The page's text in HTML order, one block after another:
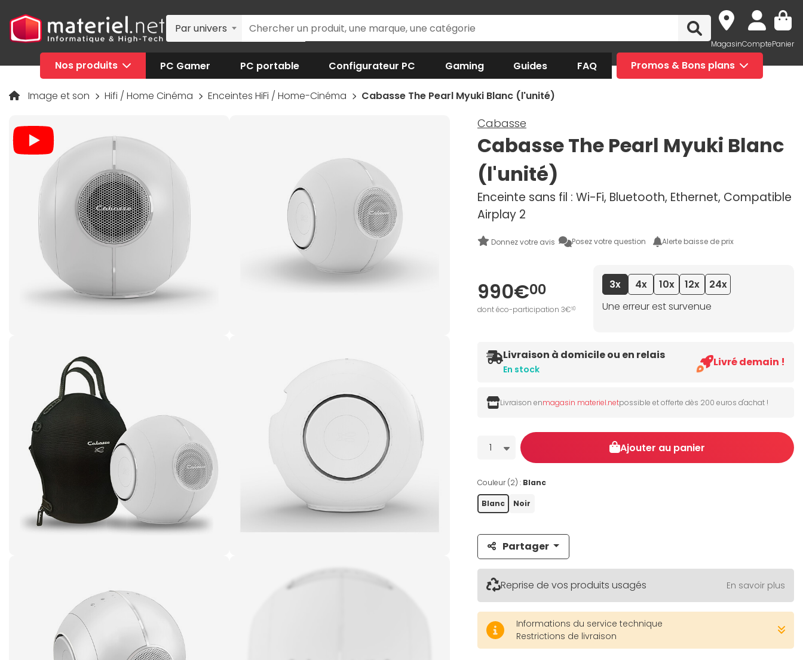
Par univers
MagasinComptePanier
Nos produits PC Gamer PC portable Configurateur PC Gaming Guides FAQ Promos & Bons plans
Image et son Hifi / Home Cinéma Enceintes HiFi / Home-Cinéma Cabasse The Pearl Myuki Blanc (l'unité)
Cabasse
Cabasse The Pearl Myuki Blanc
(l'unité)
Enceinte sans fil : Wi-Fi, Bluetooth, Ethernet, Compatible
Airplay 2
Donnez votre avis Posez votre question Alerte baisse de prix
990€00
dont éco-participation 3€10
3x 4x 10x 12x
24x
Une erreur est survenue
Livraison à domicile ou en relais
En stock
Livré demain !
Livraison enmagasin materiel.netpossible et offerte dès 200 euros d'achat !
Quantité
1 Ajouter au panier
Couleur (2) : Blanc
Blanc Noir
Partager
Reprise de vos produits usagés En savoir plus
Informations du service technique
Restrictions de livraison